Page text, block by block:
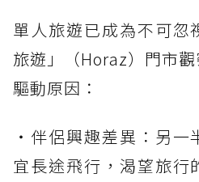
單人旅遊已成為不可忽
旅遊」（Horaz）門市
驅動原因：
・伴侶興趣差異：另
宜長途飛行，渴望旅行